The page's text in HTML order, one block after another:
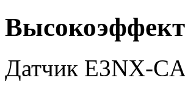
Датчик E3NX-